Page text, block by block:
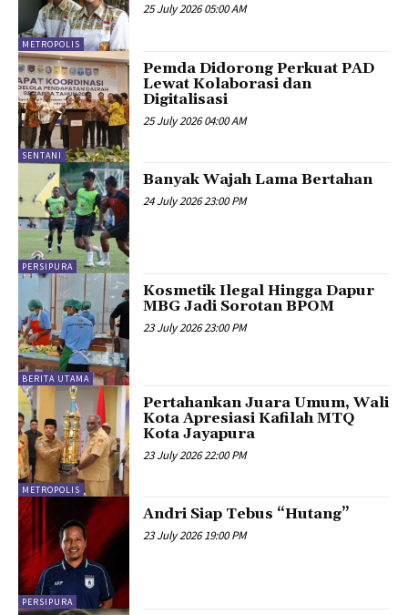
METROPOLIS
25 July 2026 05:00 AM
SENTANI
Pemda Didorong Perkuat PAD
Lewat Kolaborasi dan
Digitalisasi
25 July 2026 04:00 AM
PERSIPURA
Banyak Wajah Lama Bertahan
24 July 2026 23:00 PM
BERITA UTAMA
Kosmetik Ilegal Hingga Dapur
MBG Jadi Sorotan BPOM
23 July 2026 23:00 PM
METROPOLIS
Pertahankan Juara Umum, Wali
Kota Apresiasi Kafilah MTQ
Kota Jayapura
23 July 2026 22:00 PM
PERSIPURA
Andri Siap Tebus “Hutang”
23 July 2026 19:00 PM